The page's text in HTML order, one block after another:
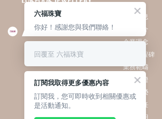
最新消息
集團簡介
企業理念
發展里程碑
業務範疇
質量保證
獎項殊榮
社會責任
集團聲明
六福珠寶
你好！感謝您與我們聯絡！
回覆至 六福珠寶
訂閱我取得更多優惠內容
訂閱我，您可即時收到相關優惠或
是活動通知。